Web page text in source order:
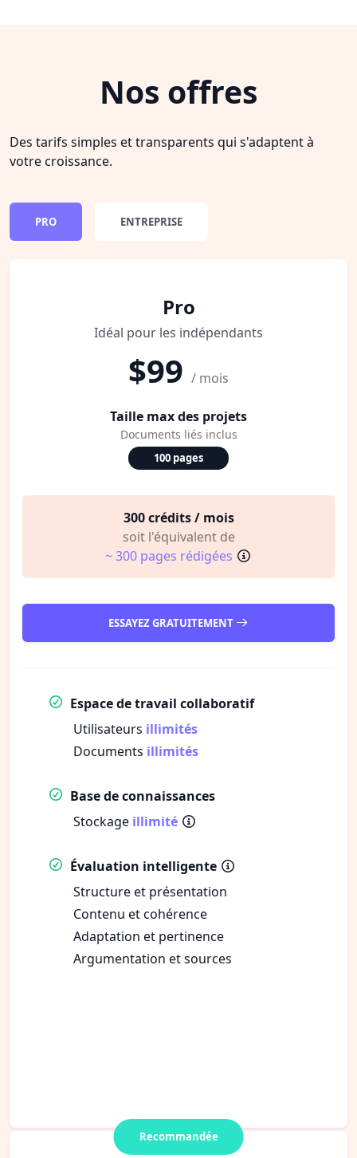
Nos offres
Des tarifs simples et transparents qui s'adaptent à
votre croissance.
PRO ENTREPRISE
Pro
Idéal pour les indépendants
$99 / mois
Taille max des projets
Documents liés inclus
100 pages
300 crédits / mois
soit l'équivalent de
~ 300 pages rédigées
ESSAYEZ GRATUITEMENT
Espace de travail collaboratif
Utilisateurs illimités
Documents illimités
Base de connaissances
Stockage illimité
Évaluation intelligente
Structure et présentation
Contenu et cohérence
Adaptation et pertinence
Argumentation et sources
Recommandée